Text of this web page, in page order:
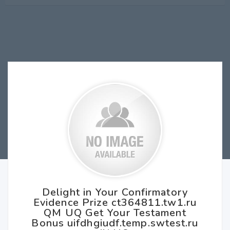
Delight in Your Confirmatory
Evidence Prize ct364811.tw1.ru
QM UQ Get Your Testament
Bonus uifdhgiudf.temp.swtest.ru